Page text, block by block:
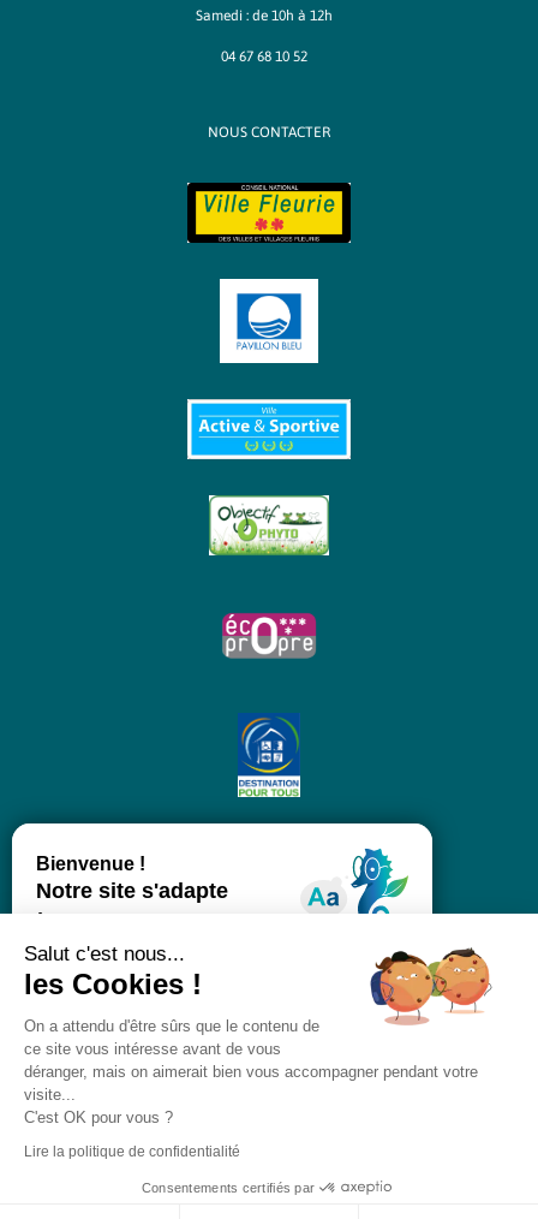
Samedi : de 10h à 12h
04 67 68 10 52
NOUS CONTACTER
Salut c'est nous...
les Cookies !
On a attendu d'être sûrs que le contenu de
ce site vous intéresse avant de vous
déranger, mais on aimerait bien vous accompagner pendant votre
visite...
C'est OK pour vous ?
Lire la politique de confidentialité
Consentements certifiés par